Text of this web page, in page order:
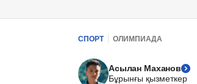
СПОРТ ОЛИМПИАДА
Асылан Маханов
Бұрынғы қызметкер